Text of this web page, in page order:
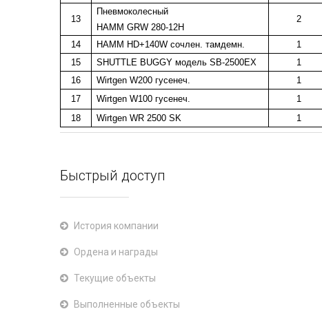
13
Пневмоколесный
HAMM GRW 280-12H
2
14 HAMM HD+140W сочлен. тамдемн. 1
15
SHUTTLE BUGGY модель SB-2500EX 1
16
Wirtgen W200 гусенеч. 1
17
Wirtgen W100 гусенеч. 1
18
Wirtgen WR 2500 SK 1
Быстрый доступ
История компании
Ордена и награды
Текущие объекты
Выполненные объекты